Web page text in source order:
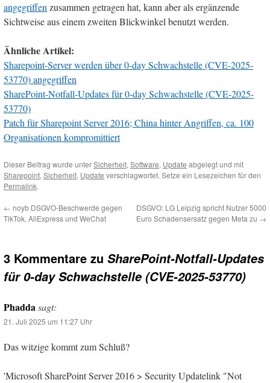
angegriffenzusammen getragen hat, kann aber als ergänzende
Sichtweise aus einem zweiten Blickwinkel benutzt werden.
Ähnliche Artikel:
Sharepoint-Server werden über 0-day Schwachstelle (CVE-2025-
53770) angegriffen
SharePoint-Notfall-Updates für 0-day Schwachstelle (CVE-2025-
53770)
Patch für Sharepoint Server 2016; China hinter Angriffen, ca. 100
Organisationen kompromittiert
Dieser Beitrag wurde unterSicherheit, Software, Update abgelegt und mit
Sharepoint, Sicherheit, Update verschlagwortet. Setze ein Lesezeichen für den
Permalink.
← noyb DSGVO-Beschwerde gegen
TikTok, AliExpress und WeChat
DSGVO: LG Leipzig spricht Nutzer 5000
Euro Schadensersatz gegen Meta zu →
3 Kommentare zu SharePoint-Notfall-Updates
für 0-day Schwachstelle (CVE-2025-53770)
Phaddasagt:
21. Juli 2025 um 11:27 Uhr
Das witzige kommt zum Schluß?
'Microsoft SharePoint Server 2016 > Security Updatelink "Not